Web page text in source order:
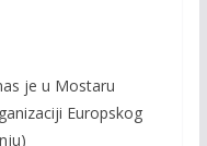
je u Mostaru
Europskog